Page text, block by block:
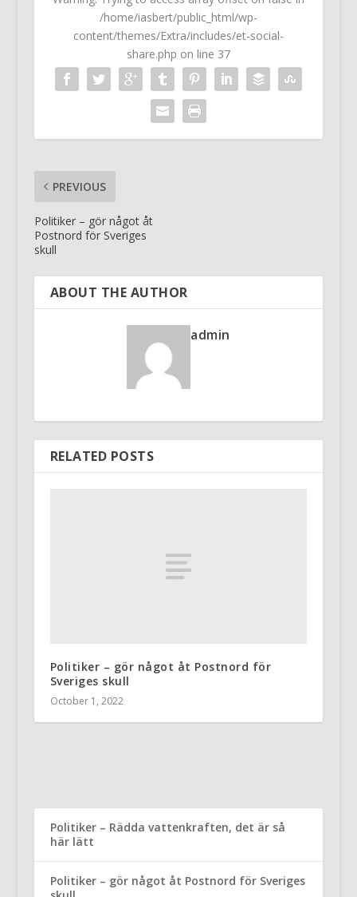
/home/iasbert/public_html/wp-
content/themes/Extra/includes/et-social-
share.php on line 37
PREVIOUS
Politiker – gör något åt
Postnord för Sveriges
skull
ABOUT THE AUTHOR
admin
RELATED POSTS
Politiker – gör något åt Postnord för
Sveriges skull
October 1, 2022
Politiker – Rädda vattenkraften, det är så
här lätt
Politiker – gör något åt Postnord för Sveriges